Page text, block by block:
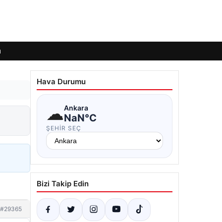
#29365
Hava Durumu
☁Ankara
NaN°C
ŞEHIR SEÇ
Bizi Takip Edin